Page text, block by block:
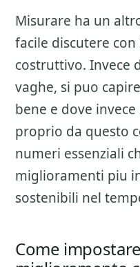
Misurare ha un
facile discutere
costruttivo. Invece
vaghe, si puo
bene e dove
proprio da questo
numeri essenziali
miglioramenti piu
sostenibili nel
Come